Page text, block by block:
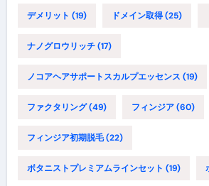
デメリット (19) ドメイン取得(25)
ナノグロウリッチ(17)
ノコアヘアサポートスカルプエッセンス (19)
ファクタリング(49) フィンジア(60)
フィンジア初期脱毛(22)
ボタニストプレミアムラインセット (19)